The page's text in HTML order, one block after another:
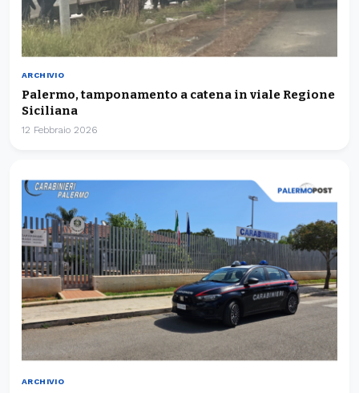
ARCHIVIO
Palermo, tamponamento a catena in viale Regione
Siciliana
12 Febbraio 2026
ARCHIVIO